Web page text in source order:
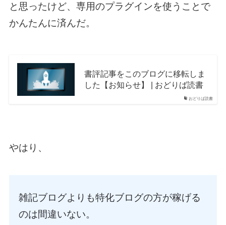
と思ったけど、専用のプラグインを使うことで
かんたんに済んだ。
おどりば読書
書評記事をこのブログに移転しま
した【お知らせ】 | おどりば読書
やはり、
雑記ブログよりも特化ブログの方が稼げる
のは間違いない。